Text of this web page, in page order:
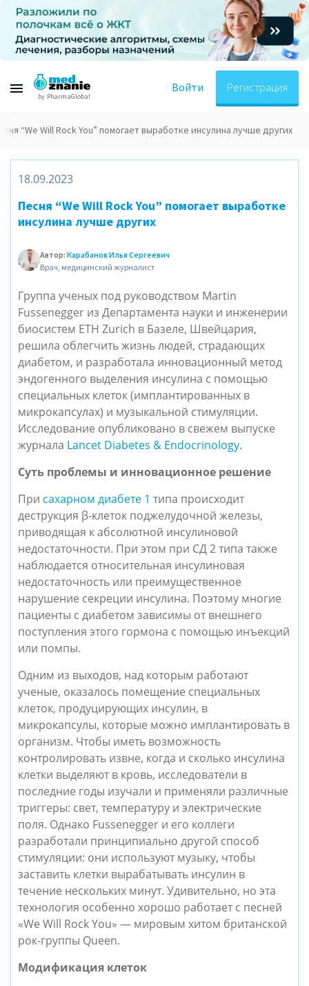
by PharmaGlobal
Войти Регистрация
“We Will Rock You” помогает выработке инсулина лучше других
18.09.2023
Песня “We Will Rock You” помогает выработке
инсулина лучше других
Автор: Карабанов Илья Сергеевич
Врач, медицинский журналист
Группа ученых под руководством Martin
Fussenegger из Департамента науки и инженерии
биосистем ETH Zurich в Базеле, Швейцария,
решила облегчить жизнь людей, страдающих
диабетом, и разработала инновационный метод
эндогенного выделения инсулина с помощью
специальных клеток (имплантированных в
микрокапсулах) и музыкальной стимуляции.
Исследование опубликовано в свежем выпуске
журнала Lancet Diabetes & Endocrinology.
Суть проблемы и инновационное решение
При сахарном диабете 1 типа происходит
деструкция β-клеток поджелудочной железы,
приводящая к абсолютной инсулиновой
недостаточности. При этом при СД 2 типа также
наблюдается относительная инсулиновая
недостаточность или преимущественное
нарушение секреции инсулина. Поэтому многие
пациенты с диабетом зависимы от внешнего
поступления этого гормона с помощью инъекций
или помпы.
Одним из выходов, над которым работают
ученые, оказалось помещение специальных
клеток, продуцирующих инсулин, в
микрокапсулы, которые можно имплантировать в
организм. Чтобы иметь возможность
контролировать извне, когда и сколько инсулина
клетки выделяют в кровь, исследователи в
последние годы изучали и применяли различные
триггеры: свет, температуру и электрические
поля. Однако Fussenegger и его коллеги
разработали принципиально другой способ
стимуляции: они используют музыку, чтобы
заставить клетки вырабатывать инсулин в
течение нескольких минут. Удивительно, но эта
технология особенно хорошо работает с песней
«We Will Rock You» — мировым хитом британской
рок-группы Queen.
Модификация клеток